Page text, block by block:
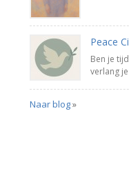
Peace
Ben je
verlang
Naar blog»